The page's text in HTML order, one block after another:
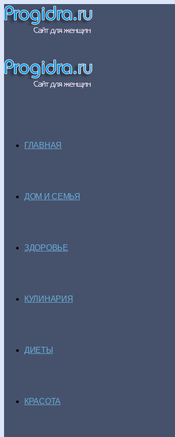
ГЛАВНАЯ
ДОМ И СЕМЬЯ
ЗДОРОВЬЕ
КУЛИНАРИЯ
ДИЕТЫ
КРАСОТА